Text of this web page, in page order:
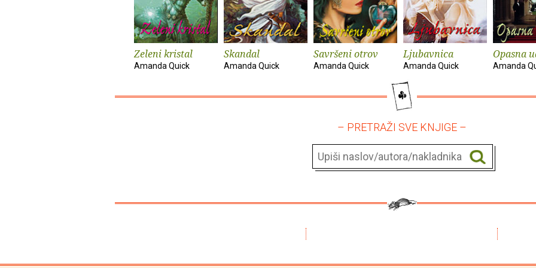
Zeleni kristal
Amanda Quick
Skandal
Amanda Quick
Savršeni otrov
Amanda Quick
Ljubavnica
Amanda Quick
Opasna
Amanda
– PRETRAŽI SVE KNJIGE –